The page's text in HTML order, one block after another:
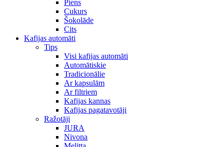
Piens
Cukurs
Šokolāde
Cits
Kafijas automāti
Tips
Visi kafijas automāti
Automātiskie
Tradicionālie
Ar kapsulām
Ar filtriem
Kafijas kannas
Kafijas pagatavotāji
Ražotāji
JURA
Nivona